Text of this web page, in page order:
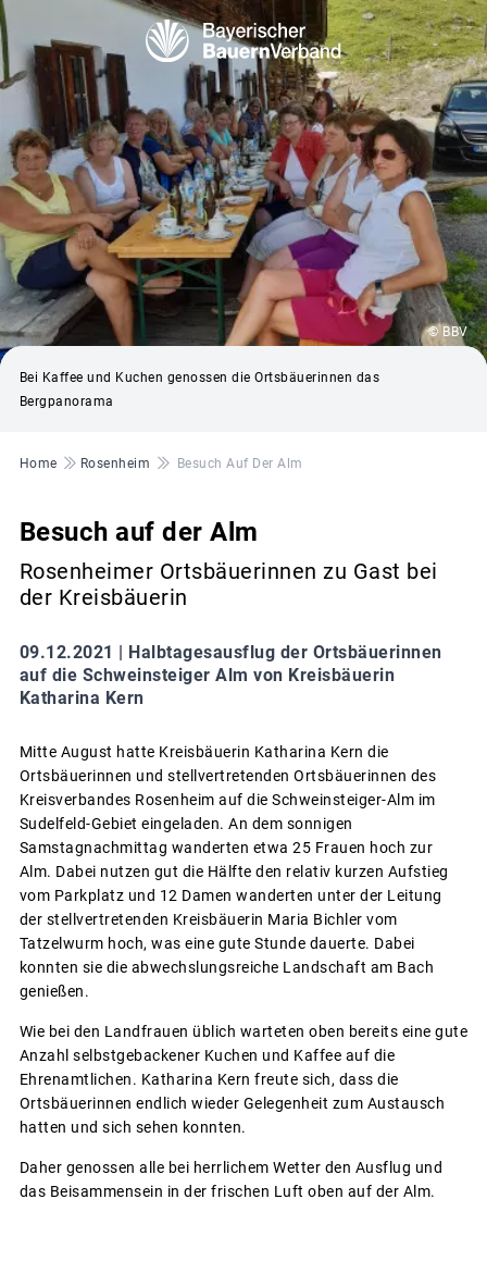
© BBV
Bei Kaffee und Kuchen genossen die Ortsbäuerinnen das
Bergpanorama
Pfadnavigation
Home Rosenheim Besuch Auf Der Alm
Besuch auf der Alm
Rosenheimer Ortsbäuerinnen zu Gast bei
der Kreisbäuerin
09.12.2021 |
Halbtagesausflug der Ortsbäuerinnen
auf die Schweinsteiger Alm von Kreisbäuerin
Katharina Kern
Mitte August hatte Kreisbäuerin Katharina Kern die
Ortsbäuerinnen und stellvertretenden Ortsbäuerinnen des
Kreisverbandes Rosenheim auf die Schweinsteiger-Alm im
Sudelfeld-Gebiet eingeladen. An dem sonnigen
Samstagnachmittag wanderten etwa 25 Frauen hoch zur
Alm. Dabei nutzen gut die Hälfte den relativ kurzen Aufstieg
vom Parkplatz und 12 Damen wanderten unter der Leitung
der stellvertretenden Kreisbäuerin Maria Bichler vom
Tatzelwurm hoch, was eine gute Stunde dauerte. Dabei
konnten sie die abwechslungsreiche Landschaft am Bach
genießen.
Wie bei den Landfrauen üblich warteten oben bereits eine gute
Anzahl selbstgebackener Kuchen und Kaffee auf die
Ehrenamtlichen. Katharina Kern freute sich, dass die
Ortsbäuerinnen endlich wieder Gelegenheit zum Austausch
hatten und sich sehen konnten.
Daher genossen alle bei herrlichem Wetter den Ausflug und
das Beisammensein in der frischen Luft oben auf der Alm.